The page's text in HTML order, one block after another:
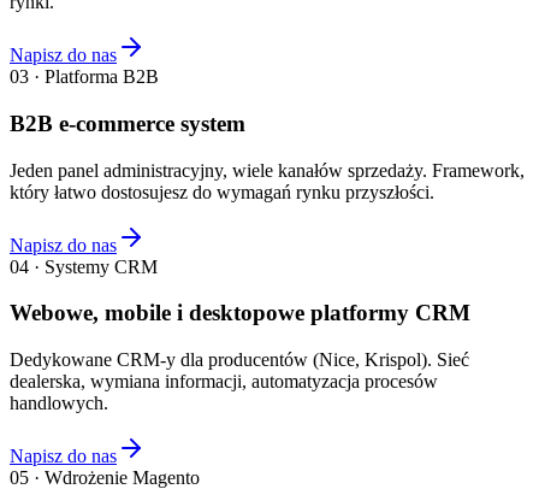
Napisz do nas
03 · Platforma B2B
B2B e-commerce system
Jeden panel administracyjny, wiele kanałów sprzedaży. Framework,
który łatwo dostosujesz do wymagań rynku przyszłości.
Napisz do nas
04 · Systemy CRM
Webowe, mobile i desktopowe platformy CRM
Dedykowane CRM-y dla producentów (Nice, Krispol). Sieć
dealerska, wymiana informacji, automatyzacja procesów
handlowych.
Napisz do nas
05 · Wdrożenie Magento